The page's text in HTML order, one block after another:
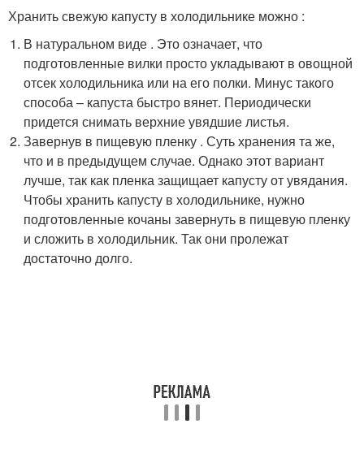
Хранить свежую капусту в холодильнике можно :
В натуральном виде . Это означает, что
подготовленные вилки просто укладывают в овощной
отсек холодильника или на его полки. Минус такого
способа – капуста быстро вянет. Периодически
придется снимать верхние увядшие листья.
Завернув в пищевую пленку . Суть хранения та же,
что и в предыдущем случае. Однако этот вариант
лучше, так как пленка защищает капусту от увядания.
Чтобы хранить капусту в холодильнике, нужно
подготовленные кочаны завернуть в пищевую пленку
и сложить в холодильник. Так они пролежат
достаточно долго.